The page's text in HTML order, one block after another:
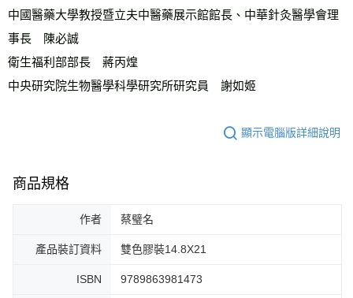
中國醫藥大學教授暨立夫中醫藥展示館館長、中華針灸醫學會理
事長　陳必誠
衛生福利部部長　蔣丙煌
中央研究院生物醫學科學研究所研究員　謝如姬
顯示電腦版詳細說明
商品規格
作者 蔡璧名
產品裝訂資料 雙色膠裝14.8X21
ISBN 9789863981473